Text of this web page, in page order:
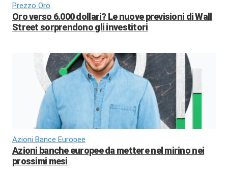
Prezzo Oro
Oro verso 6.000 dollari? Le nuove previsioni di Wall
Street sorprendono gli investitori
Azioni Bance Europee
Azioni banche europee da mettere nel mirino nei
prossimi mesi